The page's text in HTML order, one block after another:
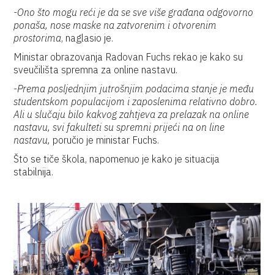
-Ono što mogu reći je da se sve više građana odgovorno
ponaša, nose maske na zatvorenim i otvorenim
prostorima, naglasio je.
Ministar obrazovanja Radovan Fuchs rekao je kako su
sveučilišta spremna za online nastavu.
-Prema posljednjim jutrošnjim podacima stanje je među
studentskom populacijom i zaposlenima relativno dobro.
Ali u slučaju bilo kakvog zahtjeva za prelazak na online
nastavu, svi fakulteti su spremni prijeći na on line
nastavu, poručio je ministar Fuchs.
Što se tiče škola, napomenuo je kako je situacija
stabilnija.